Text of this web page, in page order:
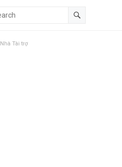
Nhà Tài trợ